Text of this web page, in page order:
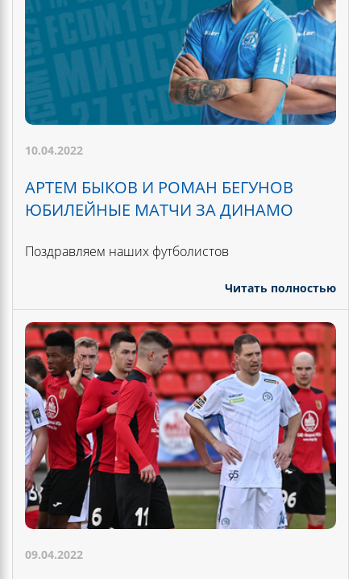
10.04.2022
АРТЕМ БЫКОВ И РОМАН БЕГУНОВ
ЮБИЛЕЙНЫЕ МАТЧИ ЗА ДИНАМО
Поздравляем наших футболистов
Читать полностью
09.04.2022